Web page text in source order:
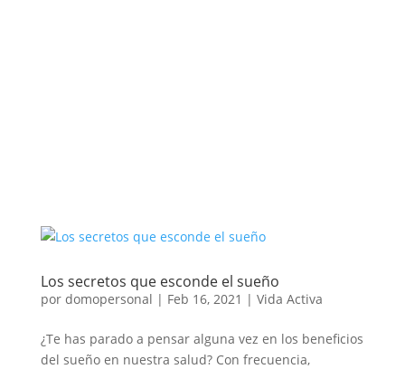
Los secretos que esconde el sueño
por domopersonal | Feb 16, 2021 | Vida Activa
¿Te has parado a pensar alguna vez en los beneficios
del sueño en nuestra salud? Con frecuencia,